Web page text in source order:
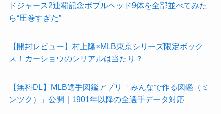
ドジャース2連覇記念ボブルヘッド9体を全部並べてみた
ら“圧巻すぎた”
【開封レビュー】村上隆×MLB東京シリーズ限定ボック
ス！カーショウのシリアルは当たり？
【無料DL】MLB選手図鑑アプリ「みんなで作る図鑑（ミ
ンツク）」公開｜1901年以降の全選手データ対応